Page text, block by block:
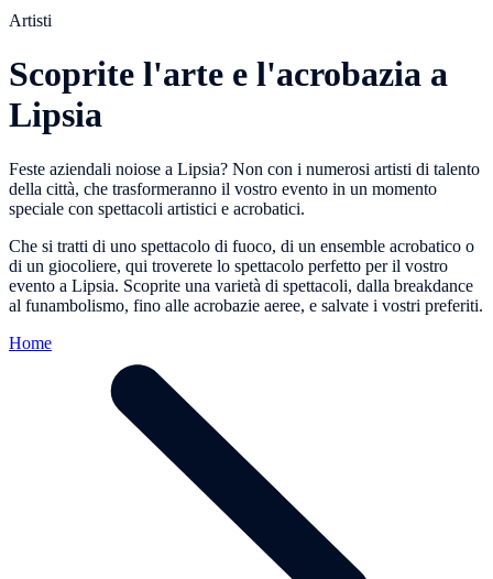
Artisti
Scoprite l'arte e l'acrobazia a
Lipsia
Feste aziendali noiose a Lipsia? Non con i numerosi artisti di talento
della città, che trasformeranno il vostro evento in un momento
speciale con spettacoli artistici e acrobatici.
Che si tratti di uno spettacolo di fuoco, di un ensemble acrobatico o
di un giocoliere, qui troverete lo spettacolo perfetto per il vostro
evento a Lipsia. Scoprite una varietà di spettacoli, dalla breakdance
al funambolismo, fino alle acrobazie aeree, e salvate i vostri preferiti.
Home